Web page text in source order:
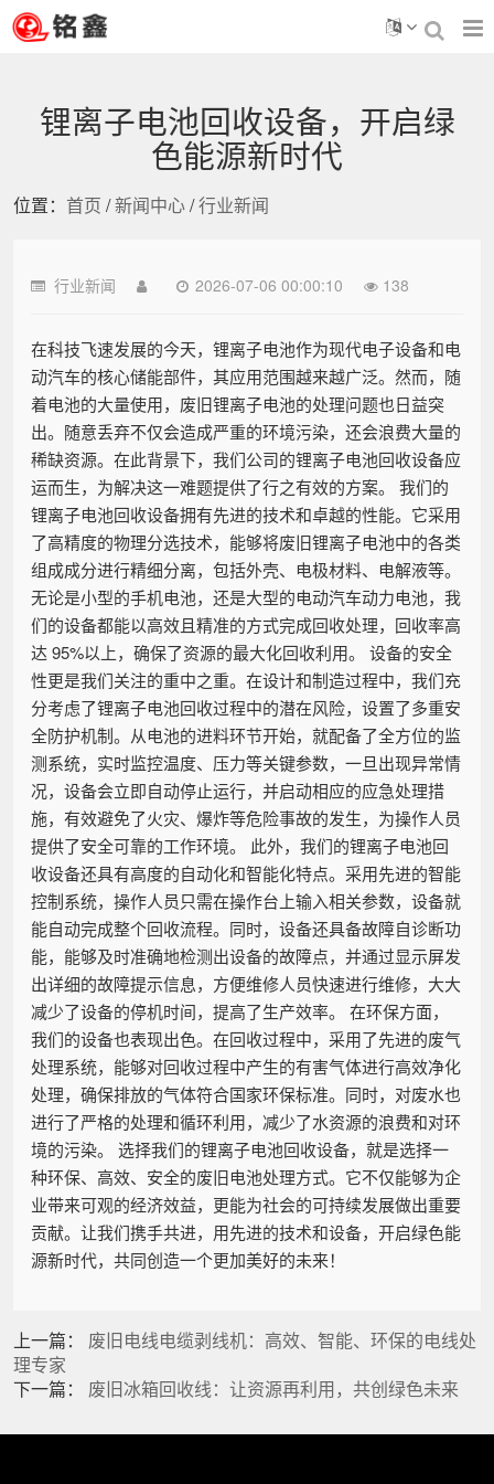
锂离子电池回收设备，开启绿
色能源新时代
位置： 首页 /新闻中心/行业新闻
行业新闻 2026-07-06 00:00:10 138
在科技飞速发展的今天，锂离子电池作为现代电子设备和电
动汽车的核心储能部件，其应用范围越来越广泛。然而，随
着电池的大量使用，废旧锂离子电池的处理问题也日益突
出。随意丢弃不仅会造成严重的环境污染，还会浪费大量的
稀缺资源。在此背景下，我们公司的锂离子电池回收设备应
运而生，为解决这一难题提供了行之有效的方案。 我们的
锂离子电池回收设备拥有先进的技术和卓越的性能。它采用
了高精度的物理分选技术，能够将废旧锂离子电池中的各类
组成成分进行精细分离，包括外壳、电极材料、电解液等。
无论是小型的手机电池，还是大型的电动汽车动力电池，我
们的设备都能以高效且精准的方式完成回收处理，回收率高
达 95%以上，确保了资源的最大化回收利用。 设备的安全
性更是我们关注的重中之重。在设计和制造过程中，我们充
分考虑了锂离子电池回收过程中的潜在风险，设置了多重安
全防护机制。从电池的进料环节开始，就配备了全方位的监
测系统，实时监控温度、压力等关键参数，一旦出现异常情
况，设备会立即自动停止运行，并启动相应的应急处理措
施，有效避免了火灾、爆炸等危险事故的发生，为操作人员
提供了安全可靠的工作环境。 此外，我们的锂离子电池回
收设备还具有高度的自动化和智能化特点。采用先进的智能
控制系统，操作人员只需在操作台上输入相关参数，设备就
能自动完成整个回收流程。同时，设备还具备故障自诊断功
能，能够及时准确地检测出设备的故障点，并通过显示屏发
出详细的故障提示信息，方便维修人员快速进行维修，大大
减少了设备的停机时间，提高了生产效率。 在环保方面，
我们的设备也表现出色。在回收过程中，采用了先进的废气
处理系统，能够对回收过程中产生的有害气体进行高效净化
处理，确保排放的气体符合国家环保标准。同时，对废水也
进行了严格的处理和循环利用，减少了水资源的浪费和对环
境的污染。 选择我们的锂离子电池回收设备，就是选择一
种环保、高效、安全的废旧电池处理方式。它不仅能够为企
业带来可观的经济效益，更能为社会的可持续发展做出重要
贡献。让我们携手共进，用先进的技术和设备，开启绿色能
源新时代，共同创造一个更加美好的未来！
上一篇： 废旧电线电缆剥线机：高效、智能、环保的电线处
理专家
下一篇： 废旧冰箱回收线：让资源再利用，共创绿色未来